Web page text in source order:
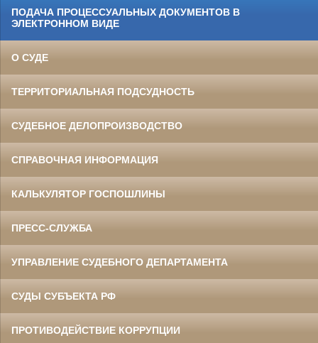
ПОДАЧА ПРОЦЕССУАЛЬНЫХ ДОКУМЕНТОВ В
ЭЛЕКТРОННОМ ВИДЕ
О СУДЕ
ТЕРРИТОРИАЛЬНАЯ ПОДСУДНОСТЬ
СУДЕБНОЕ ДЕЛОПРОИЗВОДСТВО
СПРАВОЧНАЯ ИНФОРМАЦИЯ
КАЛЬКУЛЯТОР ГОСПОШЛИНЫ
ПРЕСС-СЛУЖБА
УПРАВЛЕНИЕ СУДЕБНОГО ДЕПАРТАМЕНТА
СУДЫ СУБЪЕКТА РФ
ПРОТИВОДЕЙСТВИЕ КОРРУПЦИИ